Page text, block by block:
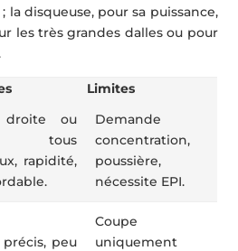
la disqueuse, pour sa puissance,
les très grandes dalles ou pour
Limites
droite ou
tous
rapidité,
Demande
concentration,
poussière,
nécessite EPI.
précis, peu
Coupe
uniquement